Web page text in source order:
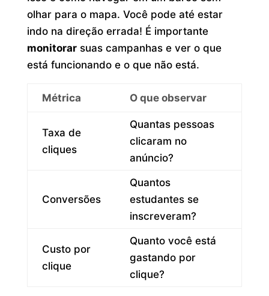
olhar para o mapa. Você pode até estar
indo na direção errada! É importante
monitorarsuas campanhas e ver o que
está funcionando e o que não está.
Métrica O que observar
Taxa de
cliques
Quantas pessoas
clicaram no
anúncio?
Conversões
Quantos
estudantes se
inscreveram?
Custo por
clique
Quanto você está
gastando por
clique?